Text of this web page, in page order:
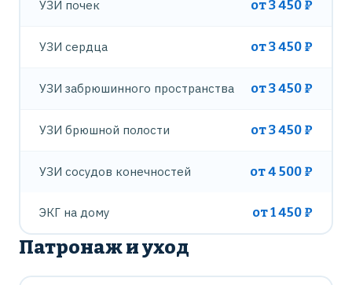
УЗИ почек от 3 450 ₽
УЗИ сердца от 3 450 ₽
УЗИ забрюшинного пространства от 3 450 ₽
УЗИ брюшной полости от 3 450 ₽
УЗИ сосудов конечностей от 4 500 ₽
ЭКГ на дому от 1 450 ₽
Патронаж и уход